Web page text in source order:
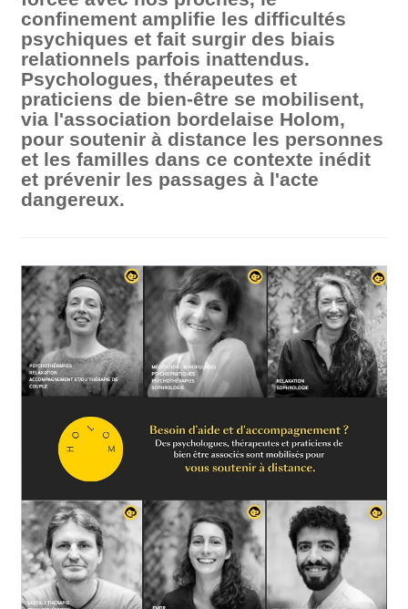
confinement amplifie les difficultés
psychiques et fait surgir des biais
relationnels parfois inattendus.
Psychologues, thérapeutes et
praticiens de bien-être se mobilisent,
via l'association bordelaise Holom,
pour soutenir à distance les personnes
et les familles dans ce contexte inédit
et prévenir les passages à l'acte
dangereux.